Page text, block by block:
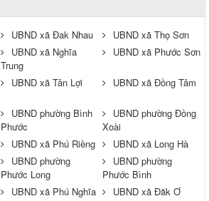
UBND xã Đak Nhau
UBND xã Thọ Sơn
UBND xã Nghĩa
Trung
UBND xã Phước Sơn
UBND xã Tân Lợi UBND xã Đồng Tâm
UBND phường Bình
Phước
UBND phường Đồng
Xoài
UBND xã Phú Riềng
UBND xã Long Hà
UBND phường
Phước Long
UBND phường
Phước Bình
UBND xã Phú Nghĩa
UBND xã Đăk Ơ